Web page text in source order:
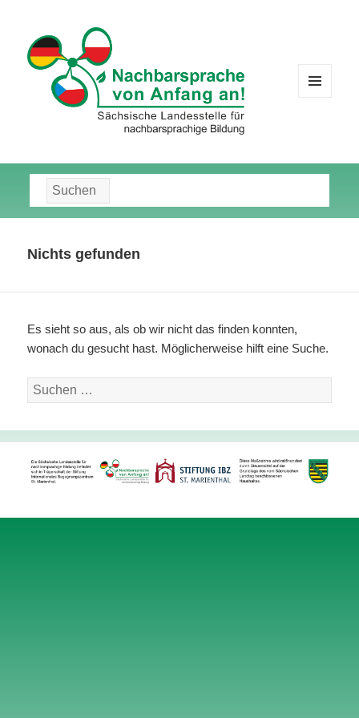
Suche
nach:
Nichts gefunden
Es sieht so aus, als ob wir nicht das finden konnten,
wonach du gesucht hast. Möglicherweise hilft eine Suche.
Suche
nach: